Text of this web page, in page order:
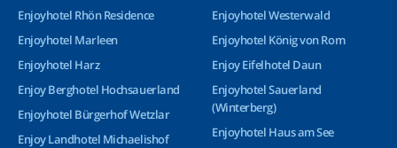
Enjoyhotel Rhön Residence
Enjoyhotel Marleen
Enjoyhotel Harz
Enjoy Berghotel Hochsauerland
Enjoyhotel Bürgerhof Wetzlar
Enjoy Landhotel Michaelishof
Enjoyhotel Westerwald
Enjoyhotel König von Rom
Enjoy Eifelhotel Daun
Enjoyhotel Sauerland
(Winterberg)
Enjoyhotel Haus am See